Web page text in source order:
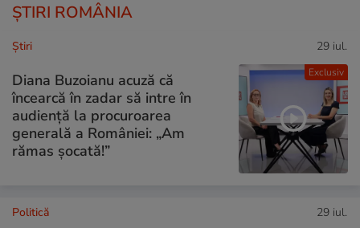
ȘTIRI ROMÂNIA
Exclusiv
Ştiri 29 iul.
Diana Buzoianu acuză că
încearcă în zadar să intre în
audiență la procuroarea
generală a României: „Am
rămas șocată!”
Politică 29 iul.